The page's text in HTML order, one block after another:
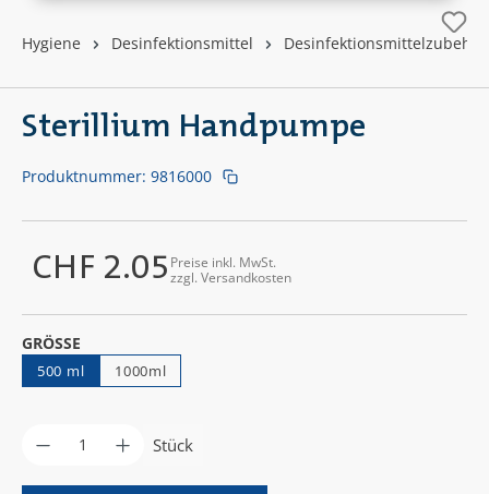
Hygiene Desinfektionsmittel Desinfektionsmittelzubehör
Sterillium Handpumpe
Regulärer Preis:
CHF 2.05 Preise inkl. MwSt.
zzgl. Versandkosten
GRÖSSE
500 ml 1000ml
Produkt Anzahl: Gib den gewünschten
Stück
Produktnummer: 9816000